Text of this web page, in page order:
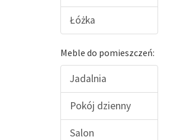
Łóżka
Meble do pomieszczeń:
Jadalnia
Pokój dzienny
Salon